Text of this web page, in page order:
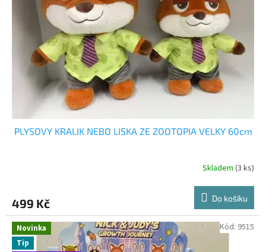
PLYSOVY KRALIK NEBO LISKA ZE ZOOTOPIA VELKY 60cm
Skladem (3 ks)
499 Kč Do košíku
Novinka
Tip
Kód: 9515